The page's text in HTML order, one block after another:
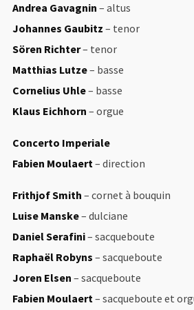
Andrea Gavagnin – altus
Johannes Gaubitz – tenor
Sören Richter– tenor
Matthias Lutze– basse
Cornelius Uhle– basse
Klaus Eichhorn – orgue
Concerto Imperiale
Fabien Moulaert– direction
Frithjof Smith – cornet à bouquin
Luise Manske– dulciane
Daniel Serafini– sacqueboute
Raphaël Robyns – sacqueboute
Joren Elsen – sacqueboute
Fabien Moulaert– sacqueboute et